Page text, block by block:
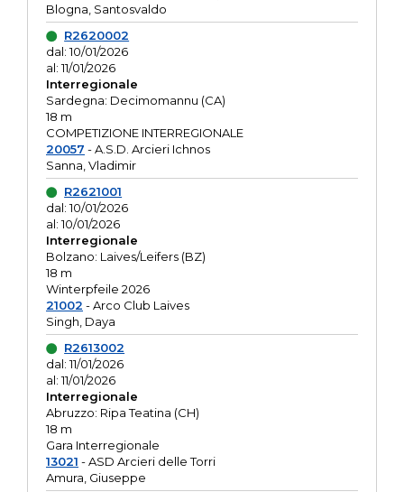
Blogna, Santosvaldo
R2620002
dal: 10/01/2026
al: 11/01/2026
Interregionale
Sardegna: Decimomannu (CA)
18 m
COMPETIZIONE INTERREGIONALE
20057 - A.S.D. Arcieri Ichnos
Sanna, Vladimir
R2621001
dal: 10/01/2026
al: 10/01/2026
Interregionale
Bolzano: Laives/Leifers (BZ)
18 m
Winterpfeile 2026
21002 - Arco Club Laives
Singh, Daya
R2613002
dal: 11/01/2026
al: 11/01/2026
Interregionale
Abruzzo: Ripa Teatina (CH)
18 m
Gara Interregionale
13021 - ASD Arcieri delle Torri
Amura, Giuseppe